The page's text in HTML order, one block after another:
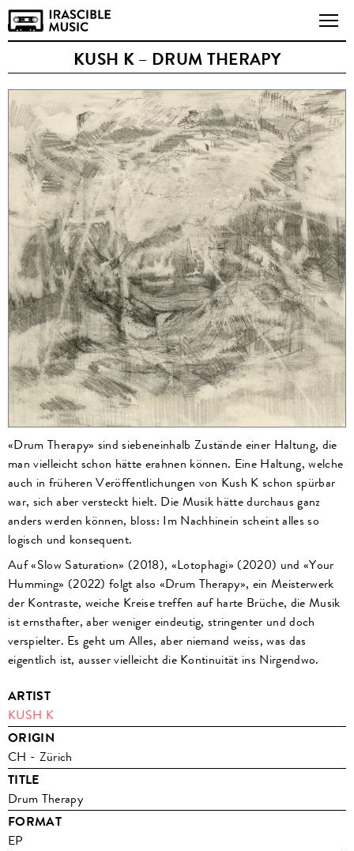
KUSH K – DRUM THERAPY
«Drum Therapy» sind siebeneinhalb Zustände einer Haltung, die
man vielleicht schon hätte erahnen können. Eine Haltung, welche
auch in früheren Veröffentlichungen von Kush K schon spürbar
war, sich aber versteckt hielt. Die Musik hätte durchaus ganz
anders werden können, bloss: Im Nachhinein scheint alles so
logisch und konsequent.
Auf «Slow Saturation» (2018), «Lotophagi» (2020) und «Your
Humming» (2022) folgt also «Drum Therapy», ein Meisterwerk
der Kontraste, weiche Kreise treffen auf harte Brüche, die Musik
ist ernsthafter, aber weniger eindeutig, stringenter und doch
verspielter. Es geht um Alles, aber niemand weiss, was das
eigentlich ist, ausser vielleicht die Kontinuität ins Nirgendwo.
ARTIST
KUSH K
ORIGIN
CH - Zürich
TITLE
Drum Therapy
FORMAT
EP